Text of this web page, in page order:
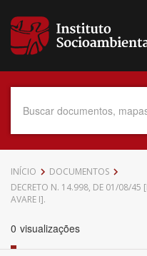
para
conteúdo
Data do Documento
INÍCIO
DOCUMENTOS
DECRETO N. 14.998, DE 01/08/45
AVARE I].
0 visualizações